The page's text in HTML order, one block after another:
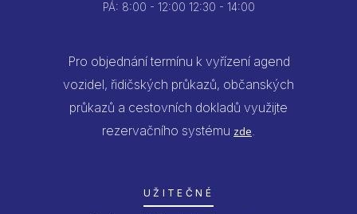
PÁ: 8:00 - 12:00 12:30 - 14:00
Pro objednání termínu k vyřízení agend
vozidel, řidičských průkazů, občanských
průkazů a cestovních dokladů využijte
rezervačního systému zde
UŽITEČNÉ